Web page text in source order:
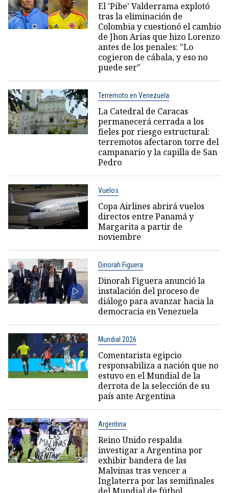
El 'Pibe' Valderrama explotó
tras la eliminación de
Colombia y cuestionó el cambio
de Jhon Arias que hizo Lorenzo
antes de los penales: "Lo
cogieron de cábala, y eso no
puede ser"
Terremoto en Venezuela
La Catedral de Caracas
permanecerá cerrada a los
fieles por riesgo estructural:
terremotos afectaron torre del
campanario y la capilla de San
Pedro
Vuelos
Copa Airlines abrirá vuelos
directos entre Panamá y
Margarita a partir de
noviembre
Dinorah Figuera
Dinorah Figuera anunció la
instalación del proceso de
diálogo para avanzar hacia la
democracia en Venezuela
Mundial 2026
Comentarista egipcio
responsabiliza a nación que no
estuvo en el Mundial de la
derrota de la selección de su
país ante Argentina
Argentina
Reino Unido respalda
investigar a Argentina por
exhibir bandera de las
Malvinas tras vencer a
Inglaterra por las semifinales